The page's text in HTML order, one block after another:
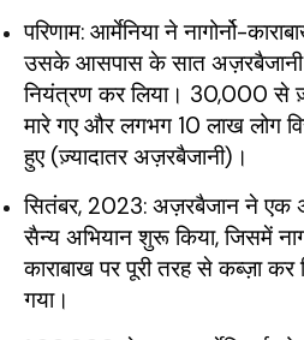
परिणाम: आर्मेनिया ने नागोर्नो-
उसके आसपास के सात अज़रबैजानी
नियंत्रण कर लिया। 30,000 से
मारे गए और लगभग 10 लाख लोग
हुए (ज़्यादातर अज़रबैजानी)।
सितंबर, 2023: अज़रबैजान ने एक
सैन्य अभियान शुरू किया, जिसमें
काराबाख पर पूरी तरह से कब्ज़ा कर
गया।